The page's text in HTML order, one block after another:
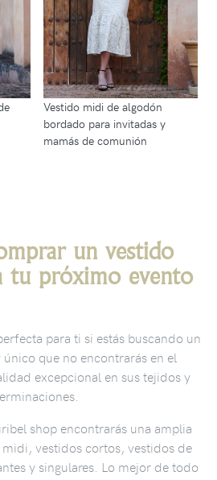
Vestido midi de algodón
bordado para invitadas y
mamás de comunión
un vestido
tu próximo evento
para ti si estás buscando un
que no encontrarás en el
excepcional en sus tejidos y
shop encontrarás una amplia
vestidos cortos, vestidos de
y singulares. Lo mejor de todo